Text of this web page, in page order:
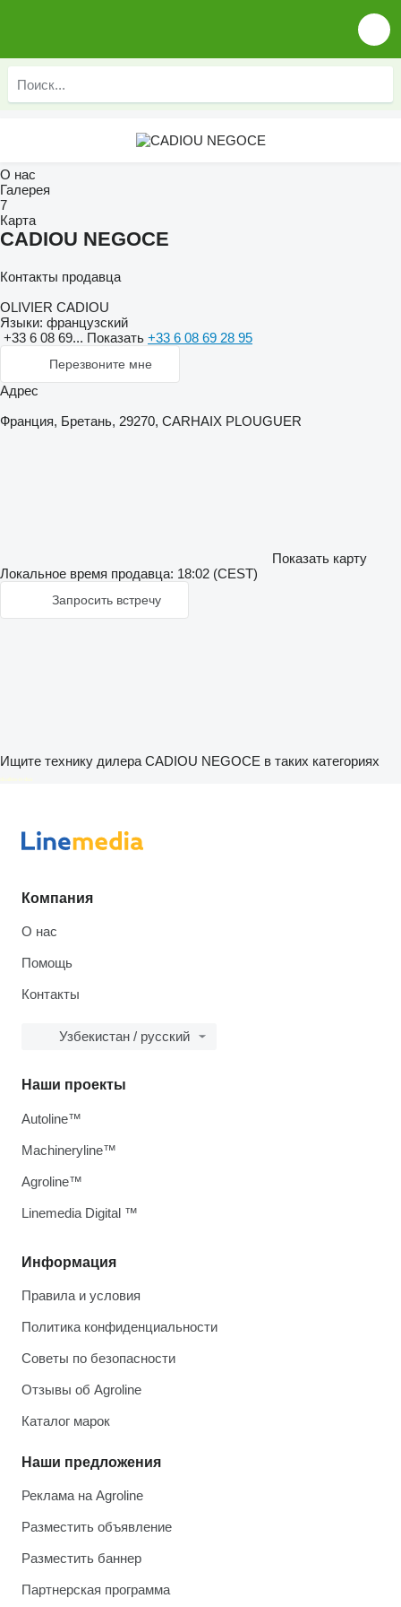
О нас
Галерея
7
Карта
CADIOU NEGOCE
Контакты продавца
OLIVIER CADIOU
Языки: французский
+33 6 08 69... Показать +33 6 08 69 28 95
Перезвоните мне
Адрес
Франция, Бретань, 29270, CARHAIX PLOUGUER
Показать карту
Локальное время продавца: 18:02 (CEST)
Запросить встречу
Ищите технику дилера CADIOU NEGOCE в таких категориях
disallow-in-dsa
Компания
О нас
Помощь
Контакты
Узбекистан / русский
Информация
Правила и условия
Политика конфиденциальности
Советы по безопасности
Отзывы об Agroline
Каталог марок
Наши предложения
Реклама на Agroline
Разместить объявление
Разместить баннер
Партнерская программа
Наши проекты
Autoline™
Machineryline™
Agroline™
Linemedia Digital ™